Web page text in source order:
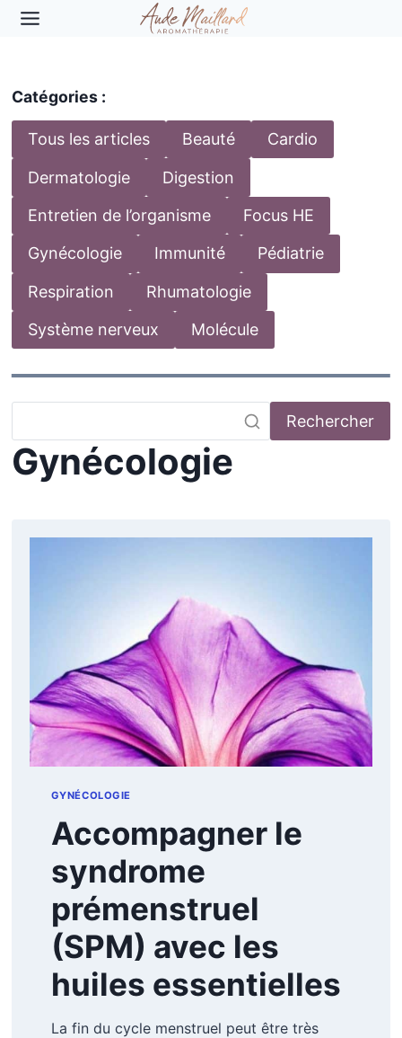
Aller
Catégories :
Tous les articles Beauté Cardio
Dermatologie Digestion
Entretien de l’organisme Focus HE
Gynécologie Immunité Pédiatrie
Respiration Rhumatologie
Système nerveux Molécule
Rechercher
Gynécologie
GYNÉCOLOGIE
Accompagner le
syndrome
prémenstruel
(SPM) avec les
huiles essentielles
La fin du cycle menstruel peut être très